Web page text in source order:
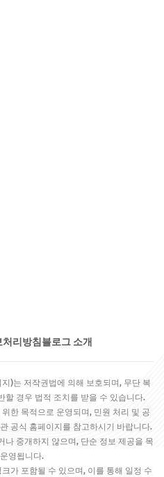
리방침 블로그 소개
)는 저작권법에 의해 보호되며, 무단 복
할 경우 법적 조치를 받을 수 있습니다.
한 목적으로 운영되며, 민원 처리 및 공
공식 홈페이지를 참고하시기 바랍니다.
나 중개하지 않으며, 단순 정보 제공을 목
영됩니다.
가 포함될 수 있으며, 이를 통해 일정 수